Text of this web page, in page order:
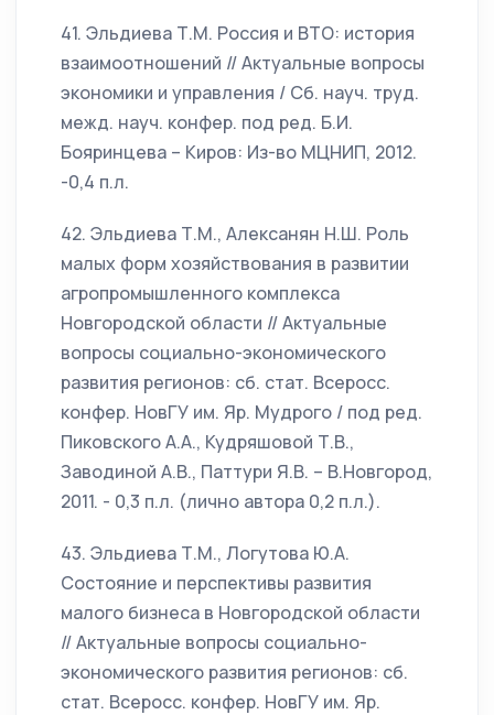
41. Эльдиева Т.М. Россия и ВТО: история
взаимоотношений // Актуальные вопросы
экономики и управления / Сб. науч. труд.
межд. науч. конфер. под ред. Б.И.
Бояринцева – Киров: Из-во МЦНИП, 2012.
-0,4 п.л.
42. Эльдиева Т.М., Алексанян Н.Ш. Роль
малых форм хозяйствования в развитии
агропромышленного комплекса
Новгородской области // Актуальные
вопросы социально-экономического
развития регионов: сб. стат. Всеросс.
конфер. НовГУ им. Яр. Мудрого / под ред.
Пиковского А.А., Кудряшовой Т.В.,
Заводиной А.В., Паттури Я.В. – В.Новгород,
2011. - 0,3 п.л. (лично автора 0,2 п.л.).
43. Эльдиева Т.М., Логутова Ю.А.
Состояние и перспективы развития
малого бизнеса в Новгородской области
// Актуальные вопросы социально-
экономического развития регионов: сб.
стат. Всеросс. конфер. НовГУ им. Яр.